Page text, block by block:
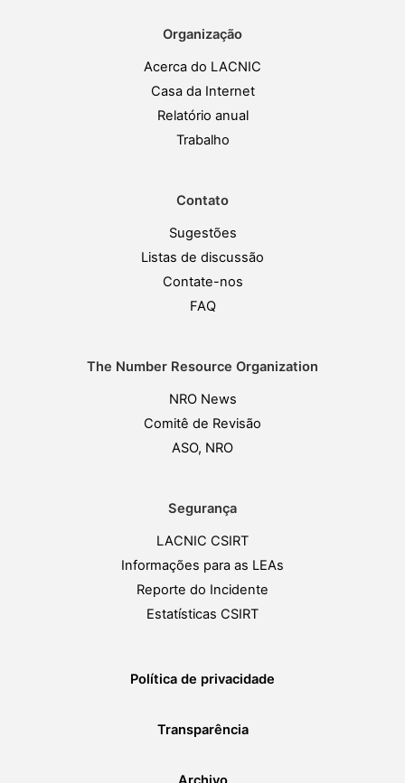
Organização
Acerca do LACNIC
Casa da Internet
Relatório anual
Trabalho
Contato
Sugestões
Listas de discussão
Contate-nos
FAQ
The Number Resource Organization
NRO News
Comitê de Revisão
ASO, NRO
Segurança
LACNIC CSIRT
Informações para as LEAs
Reporte do Incidente
Estatísticas CSIRT
Política de privacidade
Transparência